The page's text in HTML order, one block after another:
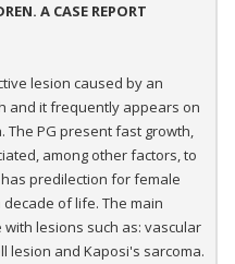
A CASE REPORT
lesion caused by an
and it frequently appears on
The PG present fast growth,
among other factors, to
predilection for female
of life. The main
lesions such as: vascular
lesion and Kaposi's sarcoma.